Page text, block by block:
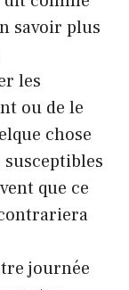
savoir plus
les
ou de le
chose
que ce
journée